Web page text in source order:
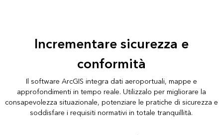
Incrementare sicurezza e
conformità
Il software ArcGIS integra dati aeroportuali, mappe e
approfondimenti in tempo reale. Utilizzalo per migliorare la
consapevolezza situazionale, potenziare le pratiche di sicurezza e
soddisfare i requisiti normativi in totale tranquillità.